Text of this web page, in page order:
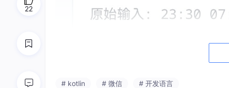
# kotlin # 微信 # 开发语言
22